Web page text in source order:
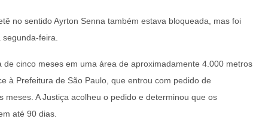
no sentido Ayrton Senna também estava bloqueada, mas foi
feira.
de cinco meses em uma área de aproximadamente 4.000 metros
à Prefeitura de São Paulo, que entrou com pedido de
meses. A Justiça acolheu o pedido e determinou que os
até 90 dias.